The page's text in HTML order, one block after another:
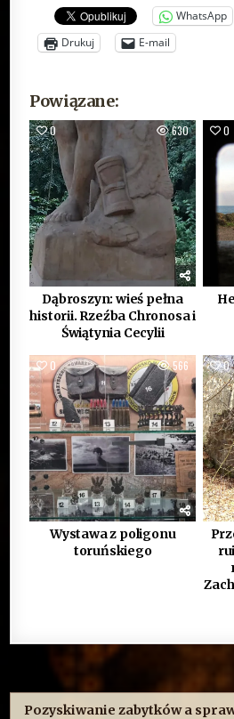
WhatsApp
Drukuj
E-mail
Powiązane:
0 630
Dąbroszyn: wieś pełna
historii. Rzeźba Chronosa i
Świątynia Cecylii
0
0 566
Wystawa z poligonu
toruńskiego
0
Nawigacja
wpisu
Pozyskiwanie zabytków a